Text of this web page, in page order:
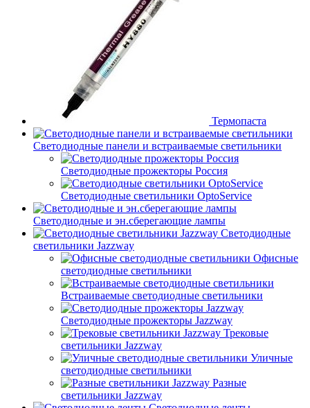
Термопаста
Светодиодные панели и встраиваемые светильники
Светодиодные прожекторы Россия
Светодиодные светильники OptoService
Светодиодные и эн.сберегающие лампы
Светодиодные
светильники Jazzway
Офисные
светодиодные светильники
Встраиваемые светодиодные светильники
Светодиодные прожекторы Jazzway
Трековые
светильники Jazzway
Уличные
светодиодные светильники
Разные
светильники Jazzway